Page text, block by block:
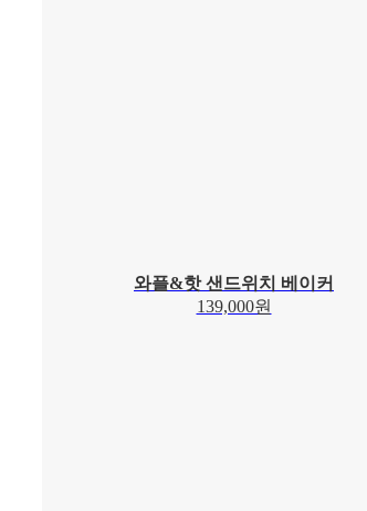
와플&핫 샌드위치 베이커
139,000원